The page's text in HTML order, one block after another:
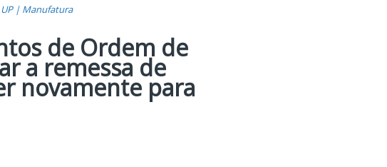
UP | Manufatura
de Ordem de
a remessa de
novamente para